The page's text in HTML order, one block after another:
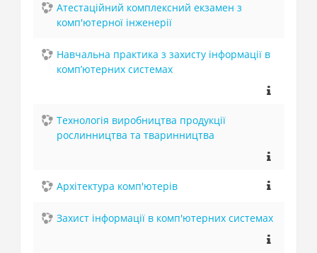
Атестаційний комплексний екзамен з
комп'ютерної інженерії
Навчальна практика з захисту інформації в
комп’ютерних системах
Технологія виробництва продукції
рослинництва та тваринництва
Архітектура комп'ютерів
Захист інформації в комп'ютерних системах